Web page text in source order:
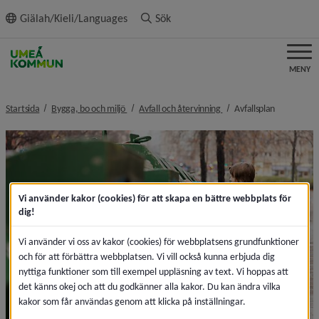
innehållet
Giälah/Kieli/Languages Sök
MENY
Startsida Bygga, bo och miljö nivå i brödsmulenavigeringen
Avfall och återvinning nivå i
Avfallsplannivå i
Vi använder kakor (cookies) för att skapa en bättre webbplats för
dig!
Vi använder vi oss av kakor (cookies) för webbplatsens grundfunktioner
och för att förbättra webbplatsen. Vi vill också kunna erbjuda dig
nyttiga funktioner som till exempel uppläsning av text. Vi hoppas att
det känns okej och att du godkänner alla kakor. Du kan ändra vilka
kakor som får användas genom att klicka på inställningar.